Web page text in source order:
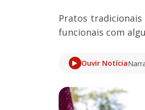
Pratos
funcionais com
Ouvir Notícia